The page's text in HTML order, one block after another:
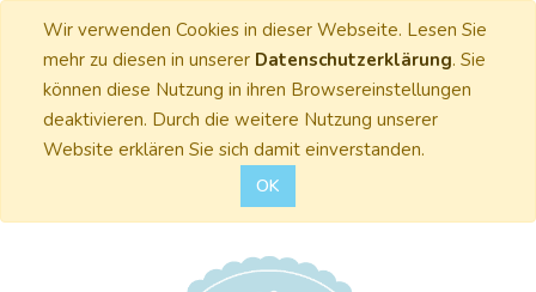
Wir verwenden Cookies in dieser Webseite. Lesen Sie
mehr zu diesen in unserer Datenschutzerklärung. Sie
können diese Nutzung in ihren Browsereinstellungen
deaktivieren. Durch die weitere Nutzung unserer
Website erklären Sie sich damit einverstanden.
OK